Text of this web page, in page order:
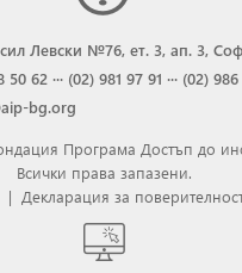
Левски №76, ет. 3, ап. 3,
50 62 ··· (02) 981 97 91 ··· (02)
bg.org
Програма Достъп до
Всички права запазени.
| Декларация за